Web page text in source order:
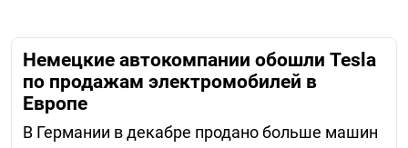
Немецкие автокомпании обошли Tesla
по продажам электромобилей в
Европе
В Германии в декабре продано больше машин